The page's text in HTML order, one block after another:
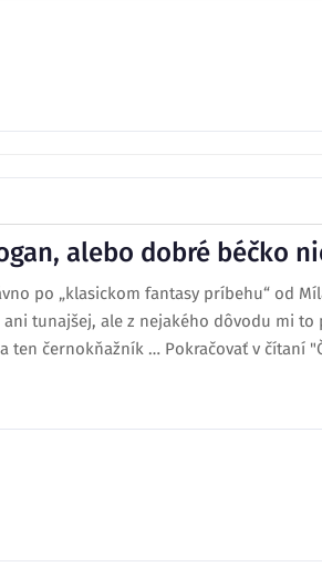
alebo dobré béčko
po „klasickom fantasy príbehu“ od
tunajšej, ale z nejakého dôvodu mi to
černokňažník … Pokračovať v čítaní